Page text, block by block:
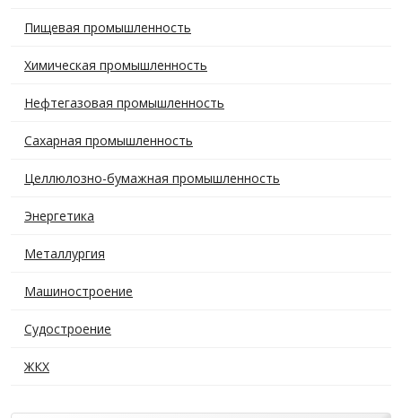
Пищевая промышленность
Химическая промышленность
Нефтегазовая промышленность
Сахарная промышленность
Целлюлозно-бумажная промышленность
Энергетика
Металлургия
Машиностроение
Судостроение
ЖКХ